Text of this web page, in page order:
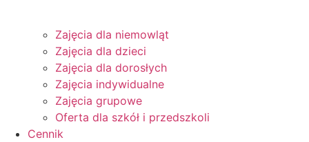
Zajęcia dla niemowląt
Zajęcia dla dzieci
Zajęcia dla dorosłych
Zajęcia indywidualne
Zajęcia grupowe
Oferta dla szkół i przedszkoli
Cennik